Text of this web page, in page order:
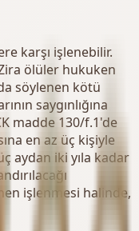
karşı işlenebilir.
ölüler hukuken
söylenen kötü
saygınlığına
madde 130/f.1'de
en az üç kişiyle
aydan iki yıla kadar
işlenmesi halinde,